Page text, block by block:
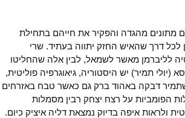
מתונים מהגדה והפקיר את חייהם בתחילת
נאמן לכל דרך שהאיש החזק יתווה בעתיד. שרי
לליברמן מאשר לשמאל, לבין אלה שהחליטו
תמיר) יש היסטוריה, גיאוגרפיה פוליטית,
שתמיר דבקה באהוד ברק גם כאשר טבח באזרחים
שהייללות הפומביות על רצח יצחק רבין מסמלות
ולראות איפה בדיוק נמצאת דליה איציק כיום.